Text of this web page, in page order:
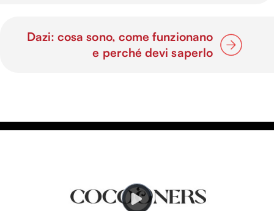
Dazi: cosa sono, come funzionano
e perché devi saperlo
V
i
d
e